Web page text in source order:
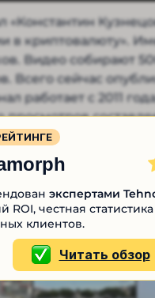
«Константин
в криптовалюту».
Видео собирают
Всего сейчас
работает с 2011
просмотров
экспертами
ROI, честная
клиентов.
Читать обзор